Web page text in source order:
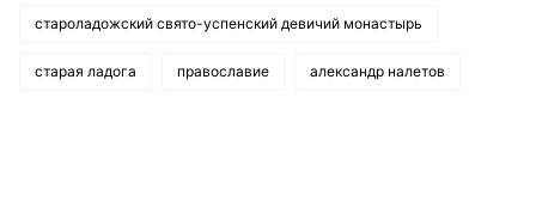
староладожский свято-успенский девичий монастырь
старая ладога православие александр налетов